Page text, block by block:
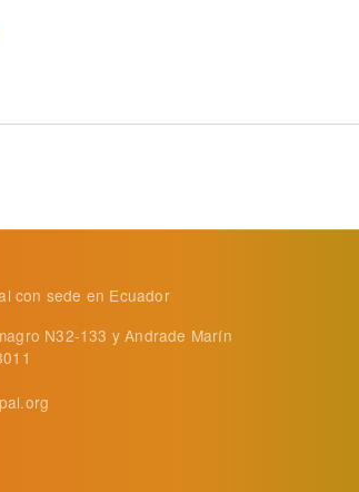
con sede en Ecuador
N32-133 y Andrade Marín